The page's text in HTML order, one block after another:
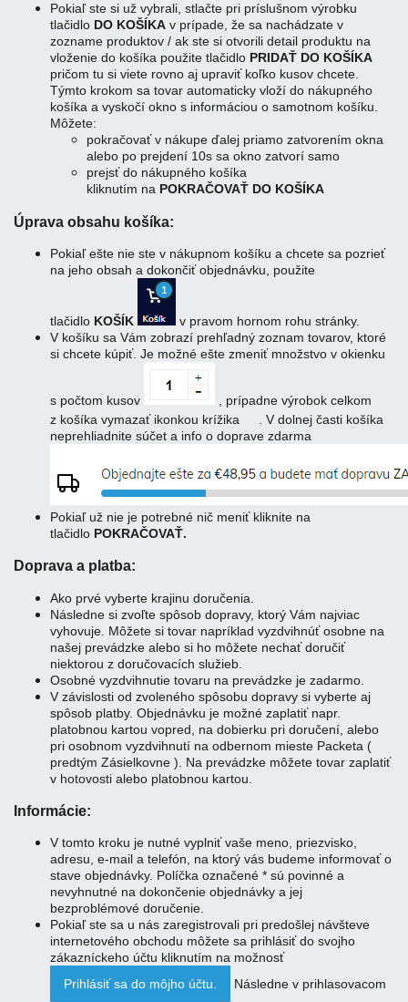
Pokiaľ ste si už vybrali, stlačte pri príslušnom výrobku
tlačidlo DO KOŠÍKA v prípade, že sa nachádzate v
zozname produktov / ak ste si otvorili detail produktu na
vloženie do košíka použite tlačidlo PRIDAŤ DO KOŠÍKA
pričom tu si viete rovno aj upraviť koľko kusov chcete.
Týmto krokom sa tovar automaticky vloží do nákupného
košíka a vyskočí okno s informáciou o samotnom košíku.
Môžete:
pokračovať v nákupe ďalej priamo zatvorením okna
alebo po prejdení 10s sa okno zatvorí samo
prejsť do nákupného košíka
kliknutím na POKRAČOVAŤ DO KOŠÍKA
Úprava obsahu košíka:
Pokiaľ ešte nie ste v nákupnom košíku a chcete sa pozrieť
na jeho obsah a dokončiť objednávku, použite
tlačidlo KOŠÍK
v pravom hornom rohu stránky.
V košíku sa Vám zobrazí prehľadný zoznam tovarov, ktoré
si chcete kúpiť. Je možné ešte zmeniť množstvo v okienku
s počtom kusov
, prípadne výrobok celkom
z košíka vymazať ikonkou krížika
. V dolnej časti košíka
neprehliadnite súčet a info o doprave zdarma
Pokiaľ už nie je potrebné nič meniť kliknite na
tlačidlo POKRAČOVAŤ.
Doprava a platba:
Ako prvé vyberte krajinu doručenia.
Následne si zvoľte spôsob dopravy, ktorý Vám najviac
vyhovuje. Môžete si tovar napríklad vyzdvihnúť osobne na
našej prevádzke alebo si ho môžete nechať doručiť
niektorou z doručovacích služieb.
Osobné vyzdvihnutie tovaru na prevádzke je zadarmo.
V závislosti od zvoleného spôsobu dopravy si vyberte aj
spôsob platby. Objednávku je možné zaplatiť napr.
platobnou kartou vopred, na dobierku pri doručení, alebo
pri osobnom vyzdvihnutí na odbernom mieste Packeta (
predtým Zásielkovne ). Na prevádzke môžete tovar zaplatiť
v hotovosti alebo platobnou kartou.
Informácie:
V tomto kroku je nutné vyplniť vaše meno, priezvisko,
adresu, e-mail a telefón, na ktorý vás budeme informovať o
stave objednávky. Políčka označené * sú povinné a
nevyhnutné na dokončenie objednávky a jej
bezproblémové doručenie.
Pokiaľ ste sa u nás zaregistrovali pri predošlej návšteve
internetového obchodu môžete sa prihlásiť do svojho
zákazníckeho účtu kliknutím na možnosť
Prihlásiť sa do môjho účtu.
Následne v prihlasovacom